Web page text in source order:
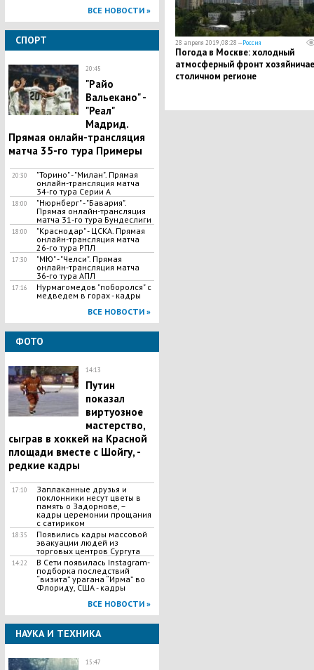
ВСЕ НОВОСТИ »
СПОРТ
20:45
"Райо
Вальекано" -
"Реал"
Мадрид.
Прямая онлайн-трансляция
матча 35-го тура Примеры
20:30
"Торино" - "Милан". Прямая
онлайн-трансляция матча
34-го тура Серии А
18:00
"Нюрнберг" - "Бавария".
Прямая онлайн-трансляция
матча 31-го тура Бундеслиги
18:00
"Краснодар" - ЦСКА. Прямая
онлайн-трансляция матча
26-го тура РПЛ
17:30
"МЮ" - "Челси". Прямая
онлайн-трансляция матча
36-го тура АПЛ
17:16
​Нурмагомедов "поборолся" с
медведем в горах - кадры
ВСЕ НОВОСТИ »
ФОТО
14:13
Путин
показал
виртуозное
мастерство,
сыграв в хоккей на Красной
площади вместе с Шойгу, -
редкие кадры
17:10
Заплаканные друзья и
поклонники несут цветы в
память о Задорнове, –
кадры церемонии прощания
с сатириком
18:35
Появились кадры массовой
эвакуации людей из
торговых центров Сургута
14:22
В Сети появилась Іnstagram-
подборка последствий
“визита” урагана “Ирма” во
Флориду, США - кадры
ВСЕ НОВОСТИ »
НАУКА И ТЕХНИКА
15:47
28 апреля 2019, 08:28 —Россия
​Погода в Москве: холодный
атмосферный фронт
столичном регионе